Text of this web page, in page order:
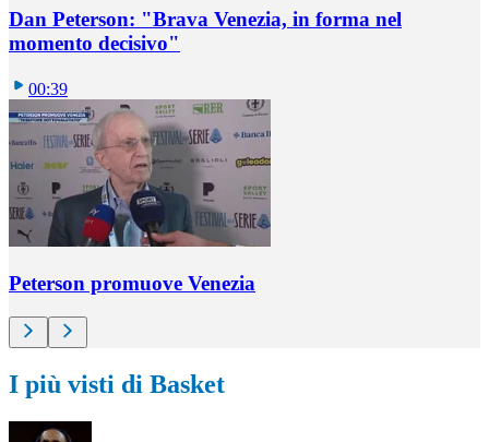
Dan Peterson: "Brava Venezia, in forma nel
momento decisivo"
00:39
Peterson promuove Venezia
I più visti di Basket